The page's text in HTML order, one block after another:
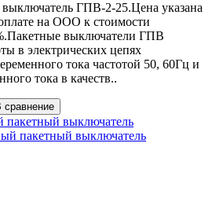
ГПВ-2-25.Цена указана
на ООО к стоимости
выключатели ГПВ
в электрических цепях
тока частотой 50, 60Гц и
тока в качеств..
сравнение
выключатель